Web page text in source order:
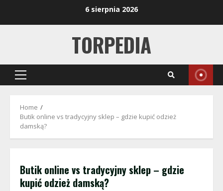
6 sierpnia 2026
TORPEDIA
Primary
Home
Butik online vs tradycyjny sklep – gdzie kupić odzież
damską?
Butik online vs tradycyjny sklep – gdzie
kupić odzież damską?